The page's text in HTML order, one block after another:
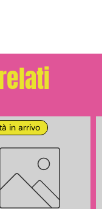
in arrivo